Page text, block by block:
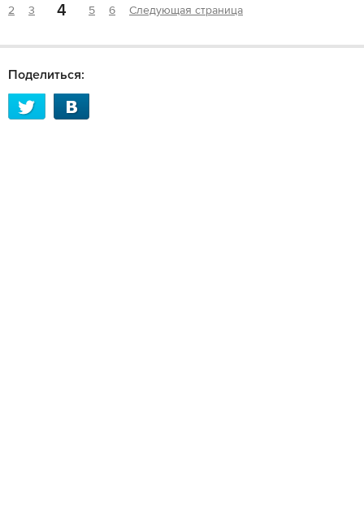
2 3 4 5 6 Следующая страница
Поделиться: